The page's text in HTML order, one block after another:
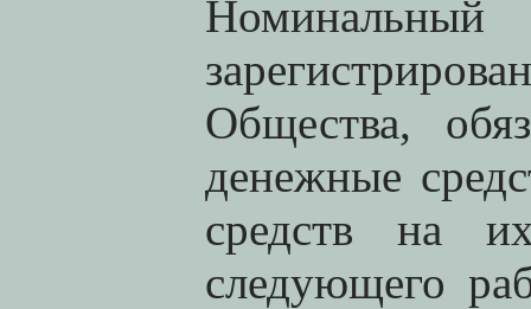
Общества,
денежные
средств на
следующего